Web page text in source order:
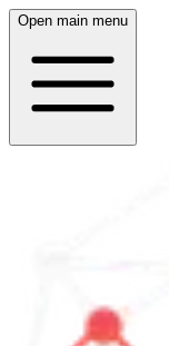
Open main menu